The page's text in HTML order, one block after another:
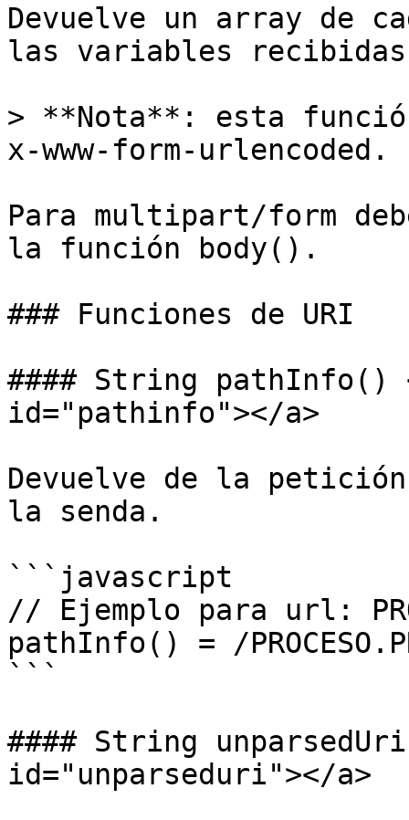
Devuelve un array de
las variables
> **Nota**: esta
x-www-form-urlencoded.
Para multipart/form
la función body().
### Funciones de URI
#### String pathInfo()
id="pathinfo"></a>
Devuelve de la
la senda.
```javascript
// Ejemplo para url:
pathInfo() = /
```
#### String
id="unparseduri"></a>